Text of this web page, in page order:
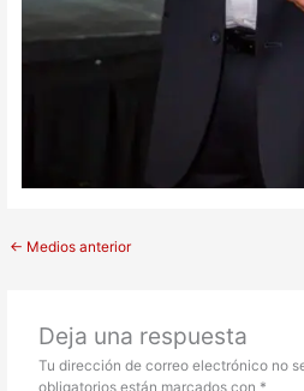
← Medios anterior
Deja una respuesta
Tu dirección de correo electrónico no